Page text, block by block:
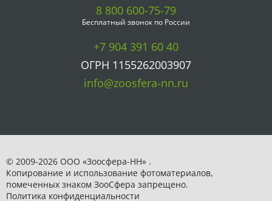
8 800 600-75-79
Бесплатный звонок по России
+7 904 391 60 40
ОГРН 1155262003907
info@zoosfera-nn.ru
© 2009-2026 ООО «Зоосфера-НН» .
Копирование и использование фотоматериалов,
помеченных знаком ЗooСфера запрещено.
Политика конфиденциальности